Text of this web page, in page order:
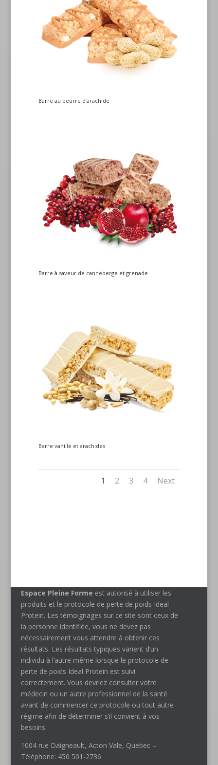
Barre au beurre d’arachide
Barre à saveur de canneberge et grenade
Barre vanille et arachides
1 2 3 4 Next
Espace Pleine Forme est autorisé à utiliser les
produits et le protocole de perte de poids Ideal
Protein. Les témoignages sur ce site sont ceux de
la personne identifiée, vous ne devez pas
nécessairement vous attendre à obtenir ces
résultats. Les résultats typiques varient d’un
individu à l’autre même lorsque le protocole de
perte de poids Ideal Protein est suivi
correctement. Vous devriez consulter votre
médecin ou un autre professionnel de la santé
avant de commencer ce protocole ou tout autre
régime afin de déterminer s’il convient à vos
besoins.
1004 rue Daigneault, Acton Vale, Quebec –
Téléphone: 450 501-2736